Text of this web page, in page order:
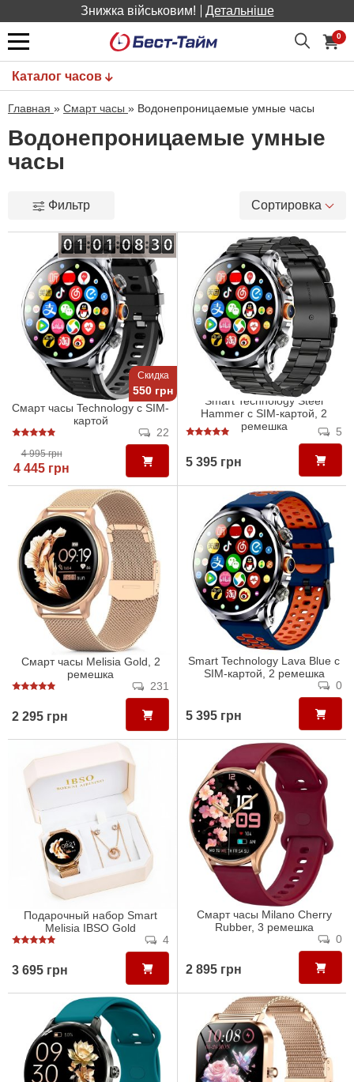
Знижка військовим! Детальніше
0
Каталог часов
Главная » Смарт часы » Водонепроницаемые умные часы
Водонепроницаемые умные
часы
Фильтр Сортировка
Скидка
550 грн
Смарт часы Technology с SIM-
картой
22
4 995 грн
4 445 грн
Smart Technology Steel
Hammer с SIM-картой, 2
ремешка
5
5 395 грн
Смарт часы Melisia Gold, 2
ремешка
231
2 295 грн
Smart Technology Lava Blue с
SIM-картой, 2 ремешка
0
5 395 грн
Подарочный набор Smart
Melisia IBSO Gold
4
3 695 грн
Смарт часы Milano Cherry
Rubber, 3 ремешка
0
2 895 грн